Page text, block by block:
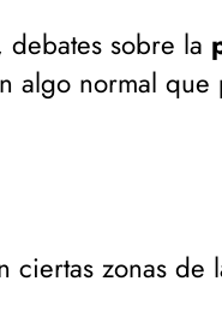
debates sobre la
algo normal
ciertas zonas de